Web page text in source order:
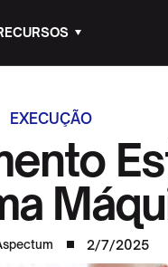
EXECUÇÃO
2/7/2025